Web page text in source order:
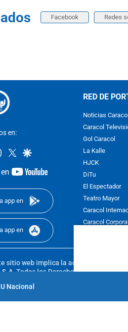
Facebook Redes
en:
instagram
twittergoogle
youtube-
app en
app en
RED DE
Noticias Caracol
Caracol
Gol Caracol
La Kalle
HJCK
DiTu
El Espectador
Teatro Mayor
Caracol
Caracol
sitio web implica la aceptación de los
S.A.Todos los Derechos Reservados
escrita de su titular. Reproduction
Nacional